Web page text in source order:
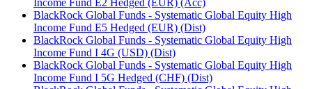
Income Fund E2 Hedged (EUR) (Acc)
BlackRock Global Funds - Systematic Global Equity High
Income Fund E5 Hedged (EUR) (Dist)
BlackRock Global Funds - Systematic Global Equity High
Income Fund I 4G (USD) (Dist)
BlackRock Global Funds - Systematic Global Equity High
Income Fund I 5G Hedged (CHF) (Dist)